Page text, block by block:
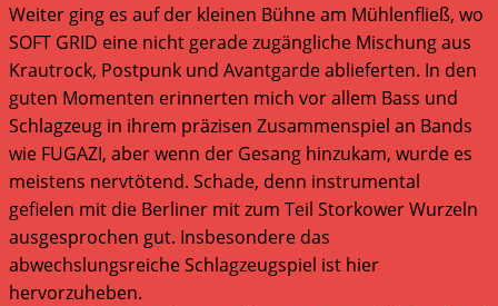
Weiter ging es auf der kleinen Bühne am Mühlenfließ, wo
SOFT GRID eine nicht gerade zugängliche Mischung aus
Krautrock, Postpunk und Avantgarde ablieferten. In den
guten Momenten erinnerten mich vor allem Bass und
Schlagzeug in ihrem präzisen Zusammenspiel an Bands
wie FUGAZI, aber wenn der Gesang hinzukam, wurde es
meistens nervtötend. Schade, denn instrumental
gefielen mit die Berliner mit zum Teil Storkower Wurzeln
ausgesprochen gut. Insbesondere das
abwechslungsreiche Schlagzeugspiel ist hier
hervorzuheben.